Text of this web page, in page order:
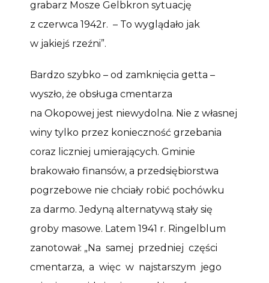
grabarz Mosze Gelbkron sytuację
z czerwca 1942r. – To wyglądało jak
w jakiejś rzeźni”.
Bardzo szybko – od zamknięcia getta –
wyszło, że obsługa cmentarza
na Okopowej jest niewydolna. Nie z własnej
winy tylko przez konieczność grzebania
coraz liczniej umierających. Gminie
brakowało finansów, a przedsiębiorstwa
pogrzebowe nie chciały robić pochówku
za darmo. Jedyną alternatywą stały się
groby masowe. Latem 1941 r. Ringelblum
zanotował: „Na samej przedniej części
cmentarza, a więc w najstarszym jego